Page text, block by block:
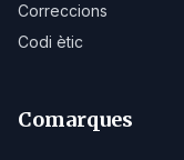
Correccions
Codi ètic
Comarques